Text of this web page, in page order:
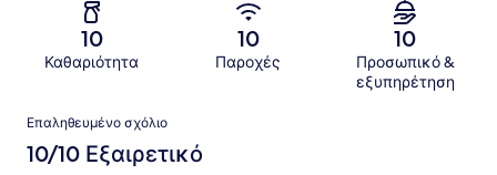
10
Καθαριότητα
10
Παροχές
10
Προσωπικό &
εξυπηρέτηση
Σχόλια
Επαληθευμένο σχόλιο
10/10 Εξαιρετικό